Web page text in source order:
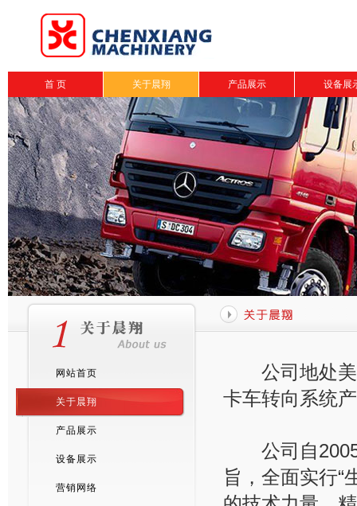
首 页 关于晨翔 产品展示 设备展
网站首页
关于晨翔
产品展示
设备展示
营销网络
公司地处美
卡车转向系统
公司自2005
旨，全面实行“